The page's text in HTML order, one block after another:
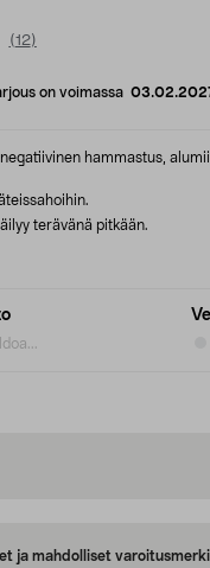
(12)
on voimassa
hammastus,
terävänä pitkään.
ja mahdolliset